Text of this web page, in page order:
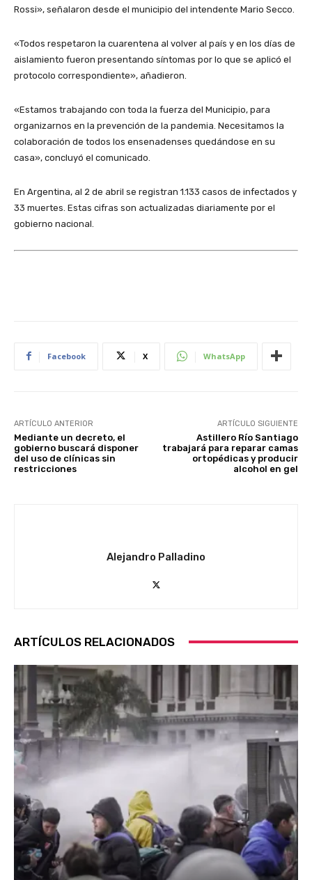
Rossi», señalaron desde el municipio del intendente Mario Secco.
«Todos respetaron la cuarentena al volver al país y en los días de
aislamiento fueron presentando síntomas por lo que se aplicó el
protocolo correspondiente», añadieron.
«Estamos trabajando con toda la fuerza del Municipio, para
organizarnos en la prevención de la pandemia. Necesitamos la
colaboración de todos los ensenadenses quedándose en su
casa», concluyó el comunicado.
En Argentina, al 2 de abril se registran 1.133 casos de infectados y
33 muertes. Estas cifras son actualizadas diariamente por el
gobierno nacional.
Facebook X WhatsApp
ARTÍCULO ANTERIOR
Mediante un decreto, el
gobierno buscará disponer
del uso de clínicas sin
restricciones
ARTÍCULO SIGUIENTE
Astillero Río Santiago
trabajará para reparar camas
ortopédicas y producir
alcohol en gel
Alejandro Palladino
ARTÍCULOS RELACIONADOS